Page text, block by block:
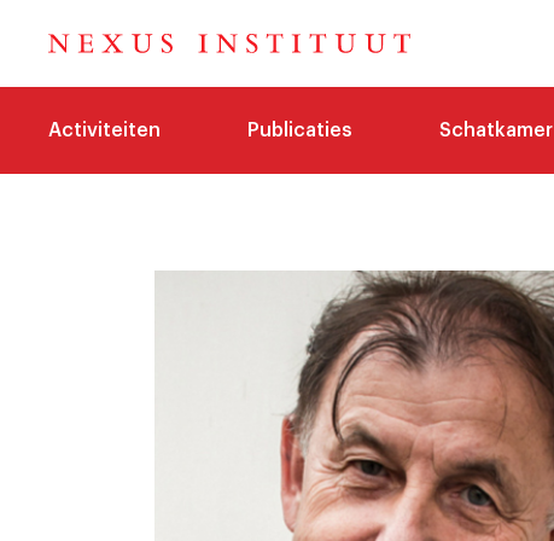
Activiteiten Publicaties Schatkamer